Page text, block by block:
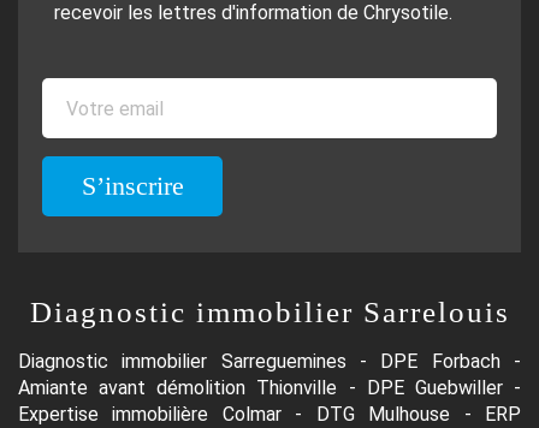
recevoir les lettres d'information de Chrysotile.
S’inscrire
Diagnostic immobilier Sarrelouis
Diagnostic immobilier Sarreguemines - DPE Forbach-
Amiante avant démolition Thionville - DPE Guebwiller-
Expertise immobilière Colmar- DTG Mulhouse - ERP